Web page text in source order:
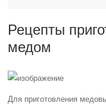
Рецепты
медом
Для приготовления